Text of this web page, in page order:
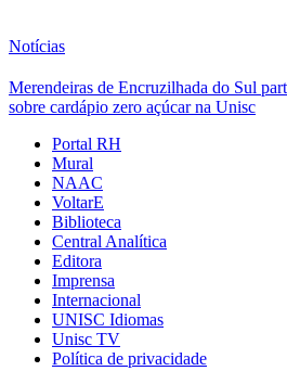
Notícias
Merendeiras de Encruzilhada do Sul
sobre cardápio zero açúcar na Unisc
Portal RH
Mural
NAAC
VoltarE
Biblioteca
Central Analítica
Editora
Imprensa
Internacional
UNISC Idiomas
Unisc TV
Política de privacidade